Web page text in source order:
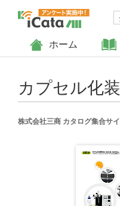
ホーム
カプセル化
株式会社三商 カタログ集合サ